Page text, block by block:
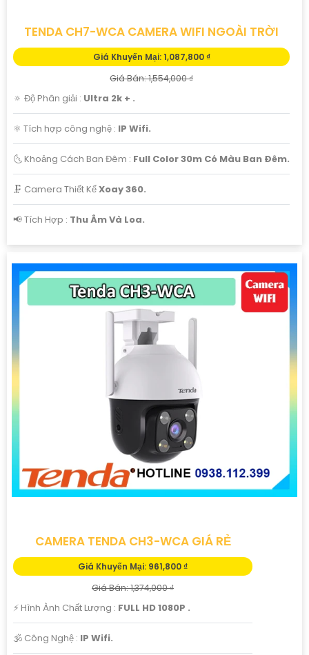
TENDA CH7-WCA CAMERA WIFI NGOÀI TRỜI
Giá Khuyến Mại: 1,087,800 ₫
Giá Bán: 1,554,000 ₫
🔅 Độ Phân giải : Ultra 2k + .
⚛️ Tích hợp công nghệ : IP Wifi.
🌜 Khoảng Cách Ban Đêm : Full Color 30m Có Màu Ban Ðêm.
🗜️ Camera Thiết KếXoay 360.
️📢 Tích Hợp : Thu Âm Và Loa.
CAMERA TENDA CH3-WCA GIÁ RẺ
Giá Khuyến Mại: 961,800 ₫
Giá Bán: 1,374,000 ₫
️⚡ Hình Ành Chất Lượng : FULL HD 1080P .
🕉️ Công Nghệ : IP Wifi.